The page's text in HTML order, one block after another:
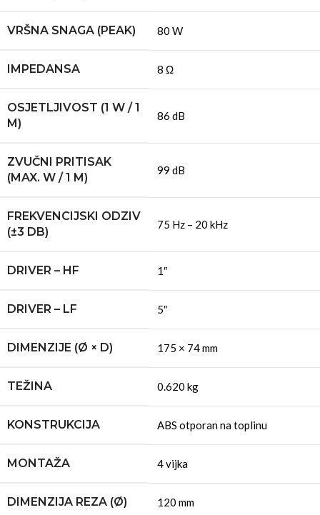
VRŠNA SNAGA (PEAK) 80 W
IMPEDANSA 8 Ω
OSJETLJIVOST (1 W / 1
M)
86 dB
ZVUČNI PRITISAK
(MAX. W / 1 M)
99 dB
FREKVENCIJSKI ODZIV
(±3 DB)
75 Hz – 20 kHz
DRIVER – HF 1″
DRIVER – LF 5″
DIMENZIJE (Ø × D) 175 × 74 mm
TEŽINA 0.620 kg
KONSTRUKCIJA ABS otporan na toplinu
MONTAŽA 4 vijka
DIMENZIJA REZA (Ø) 120 mm